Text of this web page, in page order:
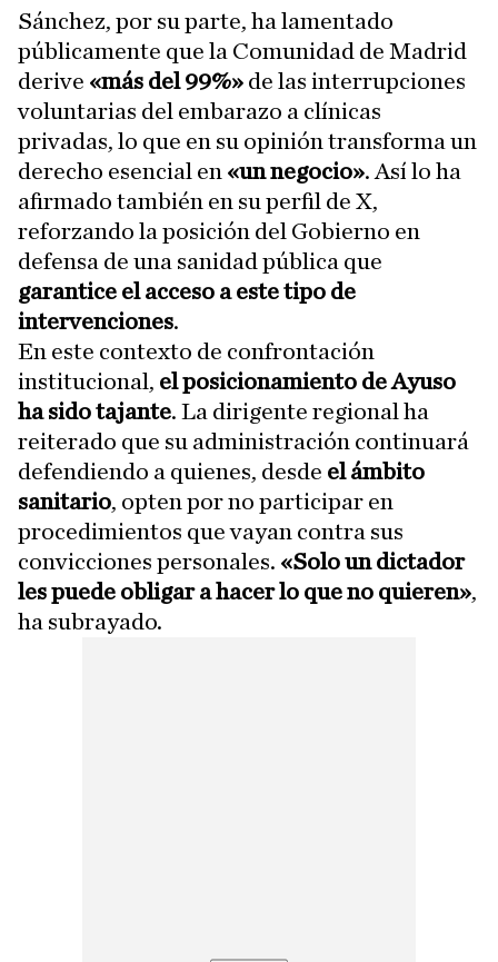
Sánchez, por su parte, ha lamentado
públicamente que la Comunidad de Madrid
derive «más del 99%» de las interrupciones
voluntarias del embarazo a clínicas
privadas, lo que en su opinión transforma un
derecho esencial en «un negocio». Así lo ha
afirmado también en su perfil de X,
reforzando la posición del Gobierno en
defensa de una sanidad pública que
garantice el acceso a este tipo de
intervenciones.
En este contexto de confrontación
institucional, el posicionamiento de Ayuso
ha sido tajante. La dirigente regional ha
reiterado que su administración continuará
defendiendo a quienes, desde el ámbito
sanitario, opten por no participar en
procedimientos que vayan contra sus
convicciones personales. «Solo un dictador
les puede obligar a hacer lo que no quieren»,
ha subrayado.